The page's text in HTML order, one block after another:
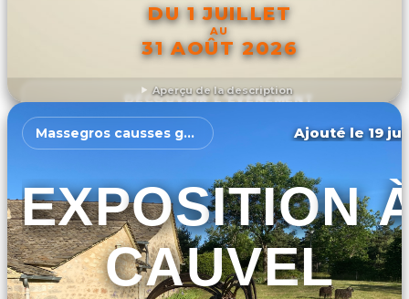
Aperçu de la description
DU 1 JUILLET
AU
31 AOÛT 2026
DÉCOUVRIR L'ÉVÉNEMENT
Massegros causses gorges Ajouté le 19
EXPOSITION
CAUVEL